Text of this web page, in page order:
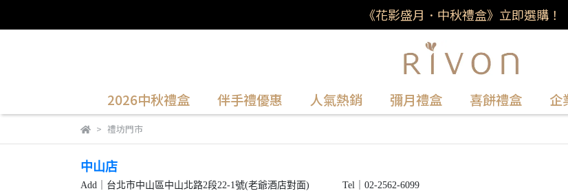
《花影盛月．中秋禮盒》立即選購！
2026中秋禮盒 伴手禮優惠 人氣熱銷 彌月禮盒 喜餅禮盒 企
禮坊門市
中山店
Add｜台北市中山區中山北路2段22-1號(老爺酒店對面) Tel｜02-2562-6099